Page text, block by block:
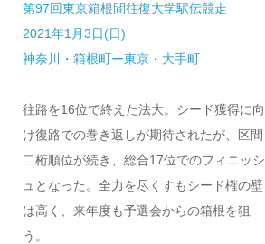
第97回東京箱根間往復大学駅伝競走
2021年1月3日(日)
神奈川・箱根町ー東京・大手町
往路を16位で終えた法大。シード獲得に向
け復路での巻き返しが期待されたが、区間
二桁順位が続き、総合17位でのフィニッシ
ュとなった。全力を尽くすもシード権の壁
は高く、来年度も予選会からの箱根を狙
う。